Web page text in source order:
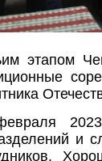
этапом
и